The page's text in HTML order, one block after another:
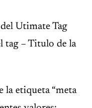
Utimate Tag
tag – Titulo de la
la etiqueta “meta